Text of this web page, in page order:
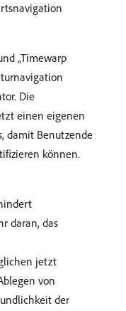
„Timewarp
Die
einen eigenen
damit Benutzende
können.
daran, das
jetzt
von
der